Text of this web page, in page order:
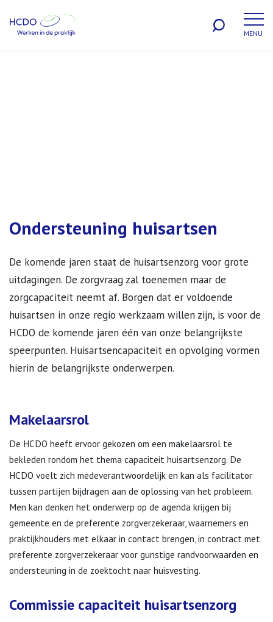
MENU
Ondersteuning huisartsen
De komende jaren staat de huisartsenzorg voor grote
uitdagingen. De zorgvraag zal toenemen maar de
zorgcapaciteit neemt af. Borgen dat er voldoende
huisartsen in onze regio werkzaam willen zijn, is voor de
HCDO de komende jaren één van onze belangrijkste
speerpunten. Huisartsencapaciteit en opvolging vormen
hierin de belangrijkste onderwerpen.
Makelaarsrol
De HCDO heeft ervoor gekozen om een makelaarsrol te
bekleden rondom het thema capaciteit huisartsenzorg. De
HCDO voelt zich medeverantwoordelijk en kan als facilitator
tussen partijen bijdragen aan de oplossing van het probleem.
Men kan denken het onderwerp op de agenda krijgen bij
gemeente en de preferente zorgverzekeraar, waarnemers en
praktijkhouders met elkaar in contact brengen, in contract met
preferente zorgverzekeraar voor gunstige randvoorwaarden en
ondersteuning in de zoektocht naar huisvesting.
Commissie capaciteit huisartsenzorg